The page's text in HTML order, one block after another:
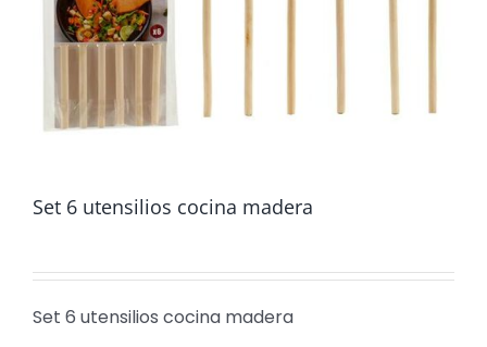
Set 6 utensilios cocina madera
Set 6 utensilios cocina madera